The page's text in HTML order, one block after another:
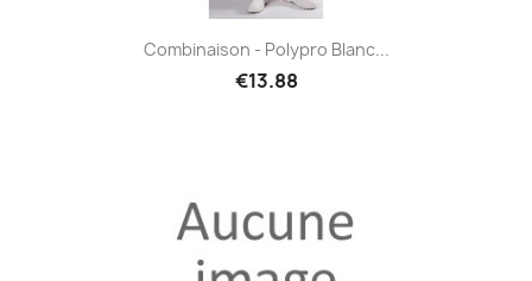
Combinaison - Polypro Blanc...
€13.88